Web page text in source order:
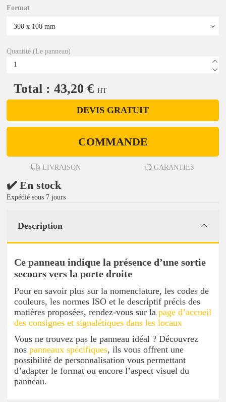
Format
Quantité (Le panneau)
Total : 43,20 € HT
DEVIS GRATUIT
COMMANDE
LIVRAISON GARANTIES
✔️ En stock
Expédié sous 7 jours
Description
Ce panneau indique la présence d’une sortie
secours vers la porte droite
Pour en savoir plus sur la nomenclature, les codes de
couleurs, les normes ISO et le descriptif précis des
matières proposées, rendez-vous sur la page d’accueil
des consignes et signalétiques dans les locaux
Vous ne trouvez pas le panneau idéal ? Découvrez
nos panneaux spécifiques, ils vous offrent une
possibilité de personnalisation vous permettant
d’adapter le format ou encore l’aspect visuel du
panneau.